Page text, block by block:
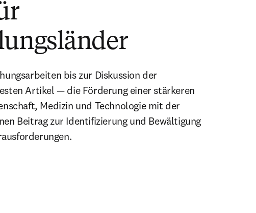
bis zur Diskussion der
Artikel — die Förderung einer stärkeren
Medizin und Technologie mit der
Beitrag zur Identifizierung und Bewältigung